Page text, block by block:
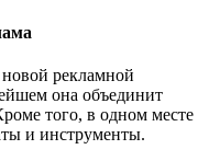
рекламной
она объединит
того, в одном месте
и инструменты.